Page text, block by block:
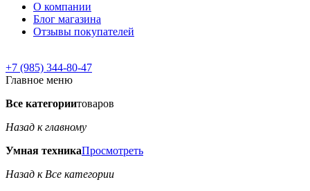
О компании
Блог магазина
Отзывы покупателей
+7 (985) 344-80-47
Главное меню
Все категориитоваров
Назад к главному
Умная техникаПросмотреть
Назад к Все категории